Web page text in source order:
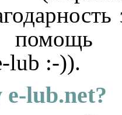
помощь
lub :-)).
lub.net?